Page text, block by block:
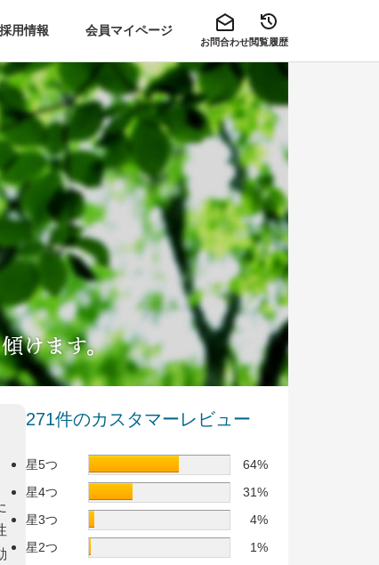
採用情報 会員マイページ
お問合わせ閲覧履歴
271件のカスタマーレビュー
星5つ
64%
星4つ
31%
星3つ
4%
星2つ
1%